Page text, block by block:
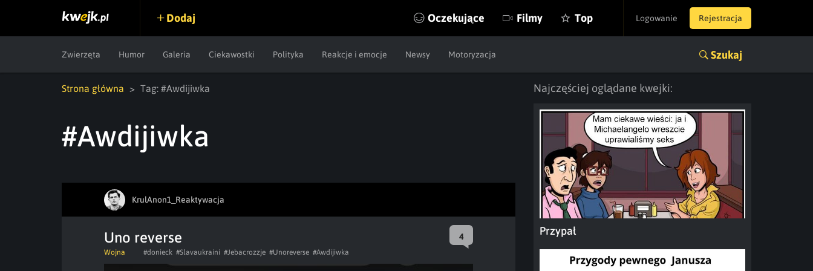
Logowanie Rejestracja
Dodaj Oczekujące Filmy Top
Zwierzęta Humor Galeria Ciekawostki Polityka Reakcje i emocje Newsy Motoryzacja Szukaj
Strona główna Tag: #Awdijiwka
#Awdijiwka
KrulAnon1_Reaktywacja
Uno reverse 4
Wojna #donieck #Slavaukraini #Jebacrozzje #Unoreverse #Awdijiwka
Najczęściej oglądane kwejki:
Przypał